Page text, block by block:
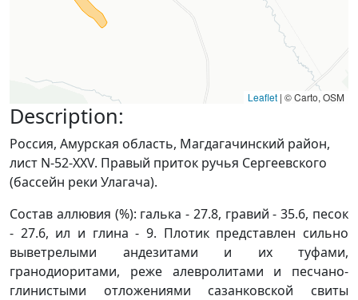
Leaflet | © Carto, OSM
Description:
Россия, Амурская область, Магдагачинский район,
лист N-52-XXV. Правый приток ручья Сергеевского
(бассейн реки Улагача).
Состав аллювия (%): галька - 27.8, гравий - 35.6, песок
- 27.6, ил и глина - 9. Плотик представлен сильно
выветрелыми андезитами и их туфами,
гранодиоритами, реже алевролитами и песчано-
глинистыми отложениями сазанковской свиты